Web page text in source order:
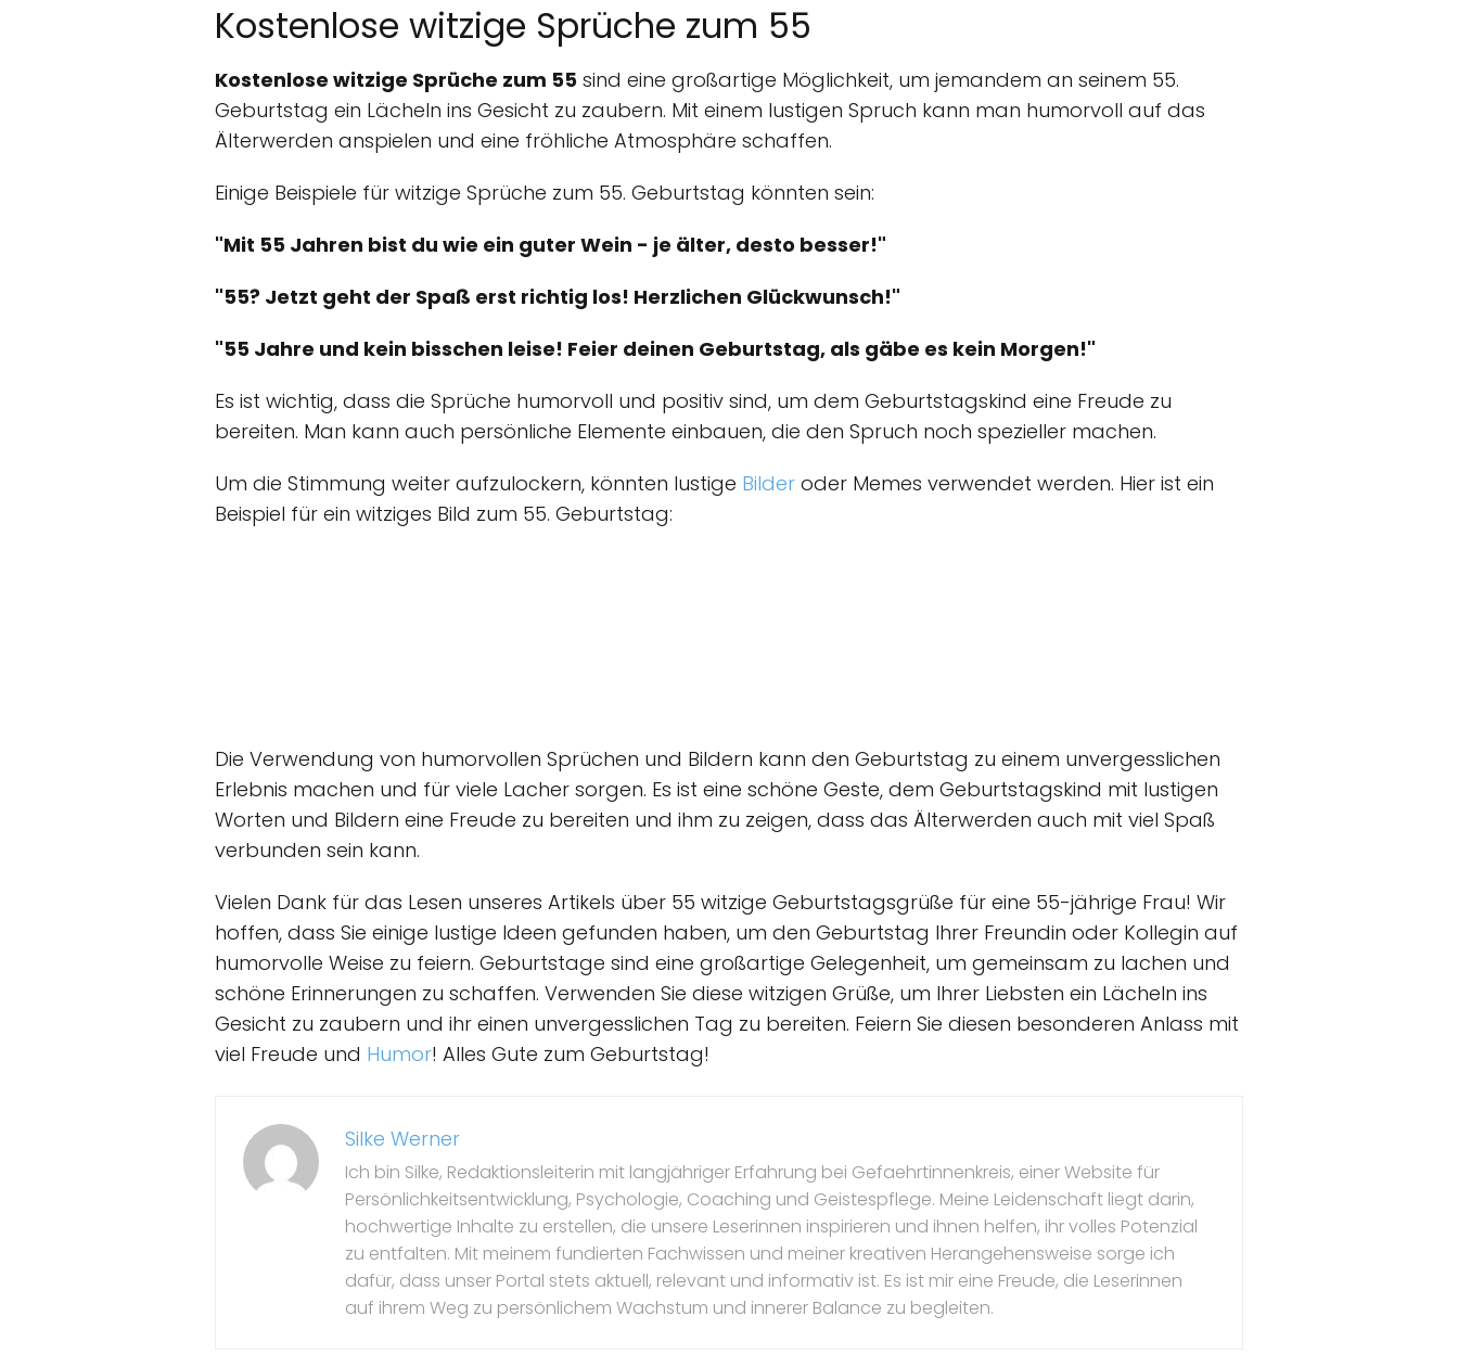
Kostenlose witzige Sprüche zum 55
Kostenlose witzige Sprüche zum 55 sind eine großartige Möglichkeit, um jemandem an seinem 55.
Geburtstag ein Lächeln ins Gesicht zu zaubern. Mit einem lustigen Spruch kann man humorvoll auf das
Älterwerden anspielen und eine fröhliche Atmosphäre schaffen.
Einige Beispiele für witzige Sprüche zum 55. Geburtstag könnten sein:
"Mit 55 Jahren bist du wie ein guter Wein - je älter, desto besser!"
"55? Jetzt geht der Spaß erst richtig los! Herzlichen Glückwunsch!"
"55 Jahre und kein bisschen leise! Feier deinen Geburtstag, als gäbe es kein Morgen!"
Es ist wichtig, dass die Sprüche humorvoll und positiv sind, um dem Geburtstagskind eine Freude zu
bereiten. Man kann auch persönliche Elemente einbauen, die den Spruch noch spezieller machen.
Um die Stimmung weiter aufzulockern, könnten lustige Bilder oder Memes verwendet werden. Hier ist ein
Beispiel für ein witziges Bild zum 55. Geburtstag:
Die Verwendung von humorvollen Sprüchen und Bildern kann den Geburtstag zu einem unvergesslichen
Erlebnis machen und für viele Lacher sorgen. Es ist eine schöne Geste, dem Geburtstagskind mit lustigen
Worten und Bildern eine Freude zu bereiten und ihm zu zeigen, dass das Älterwerden auch mit viel Spaß
verbunden sein kann.
Vielen Dank für das Lesen unseres Artikels über 55 witzige Geburtstagsgrüße für eine 55-jährige Frau! Wir
hoffen, dass Sie einige lustige Ideen gefunden haben, um den Geburtstag Ihrer Freundin oder Kollegin auf
humorvolle Weise zu feiern. Geburtstage sind eine großartige Gelegenheit, um gemeinsam zu lachen und
schöne Erinnerungen zu schaffen. Verwenden Sie diese witzigen Grüße, um Ihrer Liebsten ein Lächeln ins
Gesicht zu zaubern und ihr einen unvergesslichen Tag zu bereiten. Feiern Sie diesen besonderen Anlass mit
viel Freude und Humor! Alles Gute zum Geburtstag!
Silke Werner
Ich bin Silke, Redaktionsleiterin mit langjähriger Erfahrung bei Gefaehrtinnenkreis, einer Website für
Persönlichkeitsentwicklung, Psychologie, Coaching und Geistespflege. Meine Leidenschaft liegt darin,
hochwertige Inhalte zu erstellen, die unsere Leserinnen inspirieren und ihnen helfen, ihr volles Potenzial
zu entfalten. Mit meinem fundierten Fachwissen und meiner kreativen Herangehensweise sorge ich
dafür, dass unser Portal stets aktuell, relevant und informativ ist. Es ist mir eine Freude, die Leserinnen
auf ihrem Weg zu persönlichem Wachstum und innerer Balance zu begleiten.